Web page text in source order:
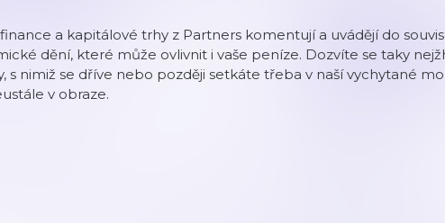
a kapitálové trhy z Partners komentují a uvádějí do
dění, které může ovlivnit i vaše peníze. Dozvíte se taky
s nimiž se dříve nebo později setkáte třeba v naší vychytané
v obraze.